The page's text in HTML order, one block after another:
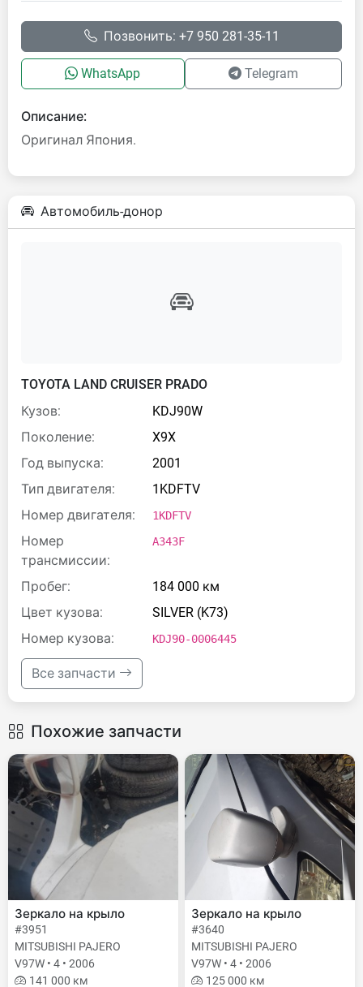
Позвонить: +7 950 281-35-11
WhatsApp Telegram
Описание:
Оригинал Япония.
Автомобиль-донор
TOYOTA LAND CRUISER PRADO
Кузов:
KDJ90W
Поколение:
X9X
Год выпуска:
2001
Тип двигателя:
1KDFTV
Номер двигателя:
1KDFTV
Номер
трансмиссии:
A343F
Пробег:
184 000 км
Цвет кузова:
SILVER (K73)
Номер кузова:
KDJ90-0006445
Все запчасти
Похожие запчасти
Зеркало на крыло
#3951
MITSUBISHI PAJERO
V97W • 4 • 2006
141 000 км
Зеркало на крыло
#3640
MITSUBISHI PAJERO
V97W • 4 • 2006
125 000 км